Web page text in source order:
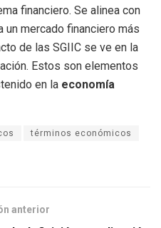
financiero. Se alinea con
un mercado financiero más
de las SGIIC se ve en la
Estos son elementos
en la economía
términos económicos
anterior